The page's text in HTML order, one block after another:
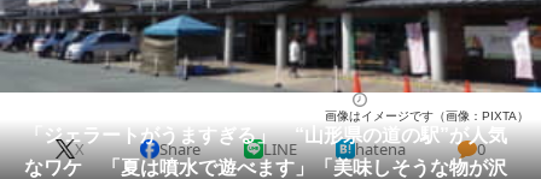
住まい 教育・育児
リサーチ
会員記事
「ジェラートがうますぎる」 “山形県の道の駅”が人気
なワケ 「夏は噴水で遊べます」「美味しそうな物が沢
画像はイメージです（画像：PIXTA）
X Share LINE hatena 0